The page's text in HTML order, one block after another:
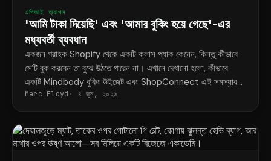
এপিআই অ্যাপস
'আমি টাকা দিয়েছি' এবং 'আমার বুকিং হয়ে গেছে'-এর
মধ্যবর্তী ব্যবধান
একজন গ্রাহক Shopify থেকে একটি ক্লাস প্যাক কেনেন, কিন্তু কীভাবে
সেটি বুক করবেন তা বুঝে উঠতে পারেন না। এখানে দেখানো হলো, কীভাবে
একটি Mindbody বুকিং উইজেট এবং ShopConnect এই সমস্যার
স্থায়ী সমাধান করে।
Marc Floyd ৪ জুন, ২০২৬